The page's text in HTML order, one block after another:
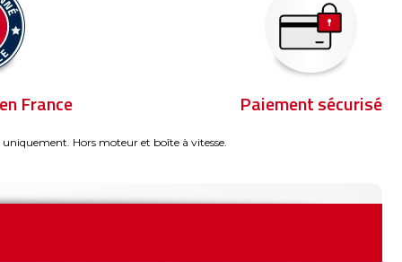
France Paiement sécurisé
Hors moteur et boîte à vitesse.